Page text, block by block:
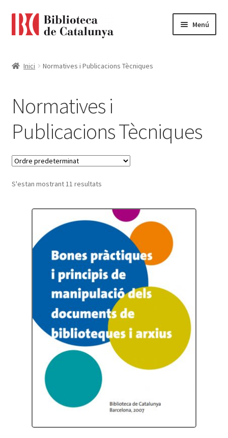
Menú
Cistella
El meu compte
Finalitzar compra
Novetats
Payment
Protecció de dades
Termes i condicions
Inici Normatives i Publicacions Tècniques
Normatives i
Publicacions Tècniques
S'estan mostrant 11 resultats